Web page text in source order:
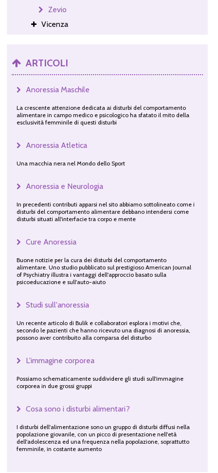
Zevio
Vicenza
ARTICOLI
Anoressia Maschile
La crescente attenzione dedicata ai disturbi del comportamento
alimentare in campo medico e psicologico ha sfatato il mito della
esclusività femminile di questi disturbi
Anoressia Atletica
Una macchia nera nel Mondo dello Sport
Anoressia e Neurologia
In precedenti contributi apparsi nel sito abbiamo sottolineato come i
disturbi del comportamento alimentare debbano intendersi come
disturbi situati all'interfacie tra corpo e mente
Cure Anoressia
Buone notizie per la cura dei disturbi del comportamento
alimentare. Uno studio pubblicato sul prestigioso American Journal
of Psychiatry illustra i vantaggi dell'approccio basato sulla
psicoeducazione e sull'auto-aiuto
Studi sull'anoressia
Un recente articolo di Bulik e collaboratori esplora i motivi che,
secondo le pazienti che hanno ricevuto una diagnosi di anoressia,
possono aver contribuito alla comparsa del disturbo
L'immagine corporea
Possiamo schematicamente suddividere gli studi sull'immagine
corporea in due grossi gruppi
Cosa sono i disturbi alimentari?
I disturbi dell'alimentazione sono un gruppo di disturbi diffusi nella
popolazione giovanile, con un picco di presentazione nell'età
dell'adolescenza ed una frequenza nella popolazione, soprattutto
femminile, in costante aumento